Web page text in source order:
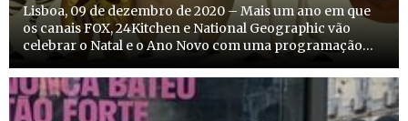
Lisboa, 09 de dezembro de 2020 – Mais um ano em que
os canais FOX, 24Kitchen e National Geographic vão
celebrar o Natal e o Ano Novo com uma programação
entre os dias 24 de dezembro e 1 de janeiro, os
espectadores ...